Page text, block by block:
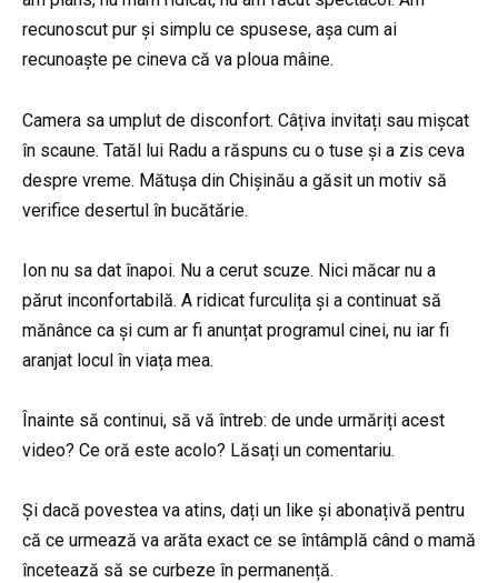
recunoscut pur și simplu ce spusese, așa cum ai
recunoaște pe cineva că va ploua mâine.
Camera sa umplut de disconfort. Câțiva invitați sau mișcat
în scaune. Tatăl lui Radu a răspuns cu o tuse și a zis ceva
despre vreme. Mătușa din Chișinău a găsit un motiv să
verifice desertul în bucătărie.
Ion nu sa dat înapoi. Nu a cerut scuze. Nici măcar nu a
părut inconfortabilă. A ridicat furculița și a continuat să
mănânce ca și cum ar fi anunțat programul cinei, nu iar fi
aranjat locul în viața mea.
Înainte să continui, să vă întreb: de unde urmăriți acest
video? Ce oră este acolo? Lăsați un comentariu.
Și dacă povestea va atins, dați un like și abonațivă pentru
că ce urmează va arăta exact ce se întâmplă când o mamă
încetează să se curbeze în permanență.